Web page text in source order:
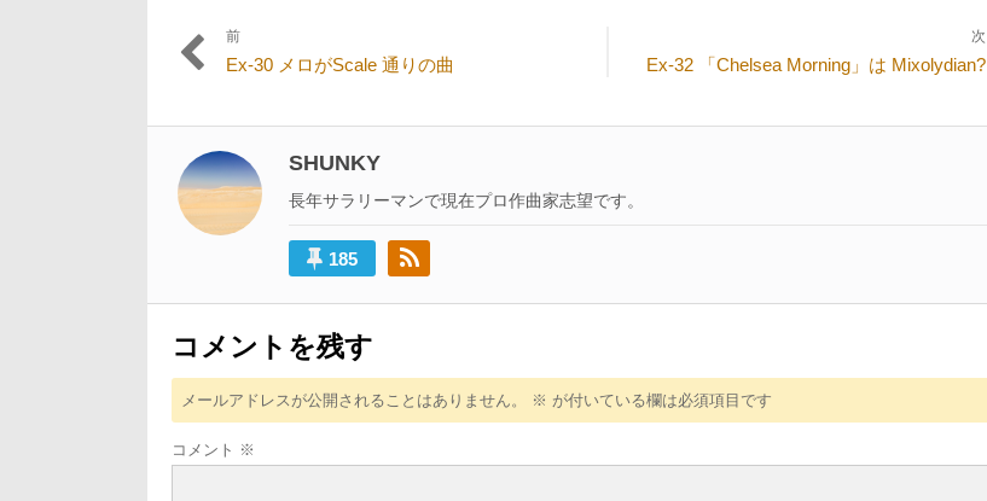
投
ナ
ビ
ゲ
ー
ョ
ン
前
過
投
稿:
Ex-30 メロがScale 通りの曲
次
稿:
Ex-32 「Chelsea Morning」は Mixolydian?
SHUNKY
長年サラリーマンで現在プロ作曲家志望です。
185
コメントを残す
メールアドレスが公開されることはありません。 ※ が付いている欄は必須項目です
コメント ※